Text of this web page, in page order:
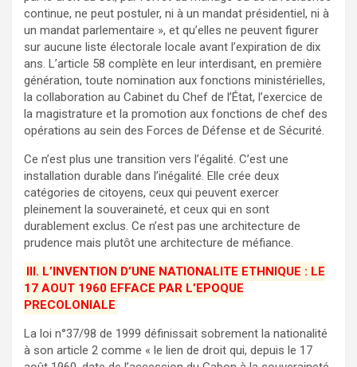
continue, ne peut postuler, ni à un mandat présidentiel, ni à
un mandat parlementaire », et qu’elles ne peuvent figurer
sur aucune liste électorale locale avant l’expiration de dix
ans. L’article 58 complète en leur interdisant, en première
génération, toute nomination aux fonctions ministérielles,
la collaboration au Cabinet du Chef de l’État, l’exercice de
la magistrature et la promotion aux fonctions de chef des
opérations au sein des Forces de Défense et de Sécurité.
Ce n’est plus une transition vers l’égalité. C’est une
installation durable dans l’inégalité. Elle crée deux
catégories de citoyens, ceux qui peuvent exercer
pleinement la souveraineté, et ceux qui en sont
durablement exclus. Ce n’est pas une architecture de
prudence mais plutôt une architecture de méfiance.
III. L’INVENTION D’UNE NATIONALITE ETHNIQUE : LE
17 AOUT 1960 EFFACE PAR L’EPOQUE
PRECOLONIALE
La loi n°37/98 de 1999 définissait sobrement la nationalité
à son article 2 comme « le lien de droit qui, depuis le 17